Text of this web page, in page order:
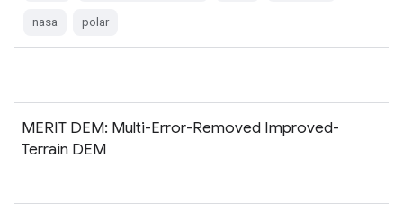
nasa polar
MERIT DEM: Multi-Error-Removed Improved-
Terrain DEM